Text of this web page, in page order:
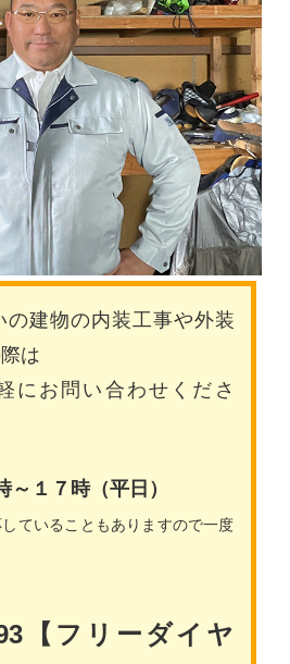
の建物の内装工事や外装
は
にお問い合わせくださ
１７時（平日）
ていることもありますので一度
【フリーダイヤ